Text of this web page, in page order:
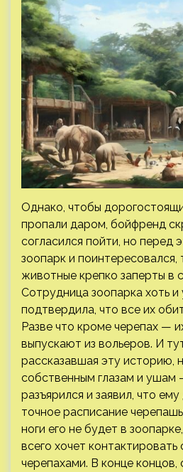
Однако, чтобы
пропали даром, бойфренд
согласился пойти, но перед
зоопарк и поинтересовался,
животные крепко заперты в
Сотрудница зоопарка хоть и
подтвердила, что все их
Разве что кроме черепах —
выпускают из вольеров. И
рассказавшая эту историю,
собственным глазам и
разъярился и заявил, что
точное расписание
ноги его не будет в
всего хочет
черепахами. В конце концов,